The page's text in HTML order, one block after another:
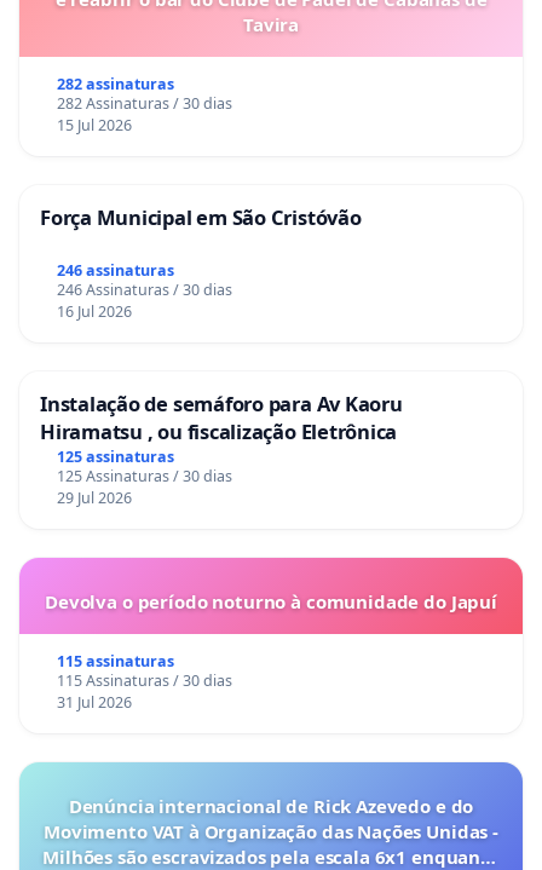
Tavira
282 assinaturas
282 Assinaturas / 30 dias
15 Jul 2026
Força Municipal em São Cristóvão
246 assinaturas
246 Assinaturas / 30 dias
16 Jul 2026
Instalação de semáforo para Av Kaoru
Hiramatsu , ou fiscalização Eletrônica
125 assinaturas
125 Assinaturas / 30 dias
29 Jul 2026
Devolva o período noturno à comunidade do Japuí
115 assinaturas
115 Assinaturas / 30 dias
31 Jul 2026
Denúncia internacional de Rick Azevedo e do
Movimento VAT à Organização das Nações Unidas -
Milhões são escravizados pela escala 6x1 enquanto